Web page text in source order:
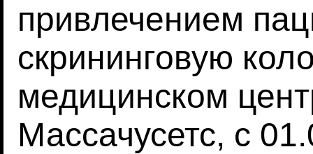
привлечением
скрининговую
медицинском
Массачусетс, с